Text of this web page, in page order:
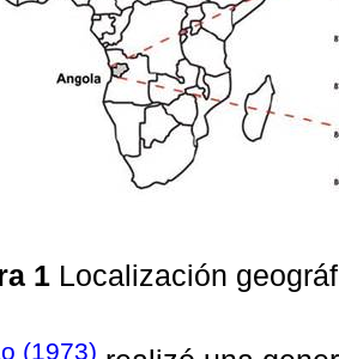
1 Localización
(1973)